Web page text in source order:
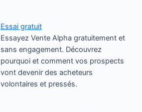
Essai gratuit
Essayez Vente Alpha gratuitement et
sans engagement. Découvrez
pourquoi et comment vos prospects
vont devenir des acheteurs
volontaires et pressés.